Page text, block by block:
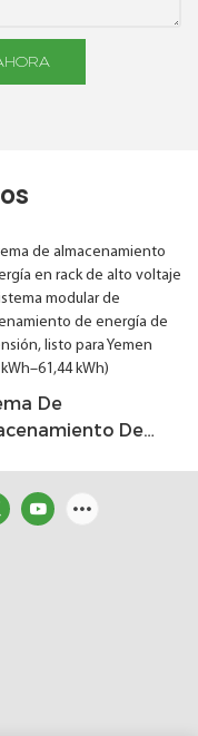
De
De
De